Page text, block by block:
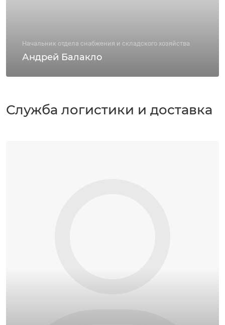
Начальник отдела снабжения и складского хозяйства
Андрей Балакло
Служба логистики и доставка